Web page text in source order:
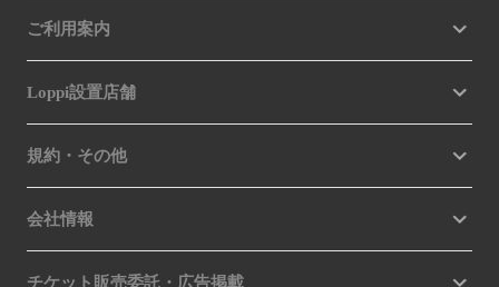
ご利用案内
Loppi設置店舗
規約・その他
会社情報
チケット販売委託・広告掲載